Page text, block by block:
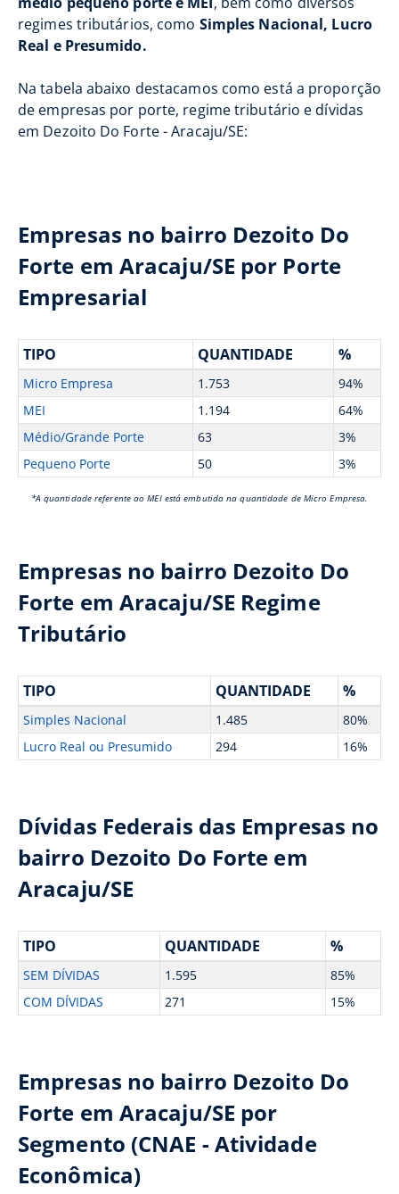
regimes tributários, como Simples Nacional, Lucro
Real e Presumido.
Na tabela abaixo destacamos como está a proporção
de empresas por porte, regime tributário e dívidas
em Dezoito Do Forte - Aracaju/SE:
Empresas no bairro Dezoito Do
Forte em Aracaju/SE por Porte
Empresarial
TIPO QUANTIDADE %
Micro Empresa 1.753
94%
MEI
1.194
64%
Médio/Grande Porte
63
3%
Pequeno Porte
50 3%
*A quantidade referente ao MEI está embutida na quantidade de Micro Empresa.
Empresas no bairro Dezoito Do
Forte em Aracaju/SE Regime
Tributário
TIPO QUANTIDADE %
Simples Nacional 1.485
80%
Lucro Real ou Presumido
294 16%
Dívidas Federais das Empresas no
bairro Dezoito Do Forte em
Aracaju/SE
TIPO QUANTIDADE %
SEM DÍVIDAS 1.595
85%
COM DÍVIDAS
271 15%
Empresas no bairro Dezoito Do
Forte em Aracaju/SE por
Segmento (CNAE - Atividade
Econômica)